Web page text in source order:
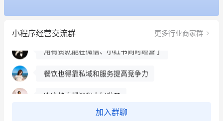
小程序经营交流群 更多行业商家群
这个营销策划案例推荐大家看一下
用有赞就能在微信、小红书同时经营了
加入群聊